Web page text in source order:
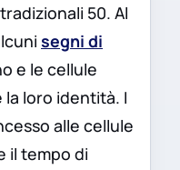
50. Al
segni di
e le cellule
loro identità. I
alle cellule
il tempo di